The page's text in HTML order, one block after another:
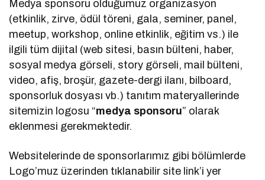
Medya sponsoru olduğumuz organizasyon
(etkinlik, zirve, ödül töreni, gala, seminer, panel,
meetup, workshop, online etkinlik, eğitim vs.) ile
ilgili tüm dijital (web sitesi, basın bülteni, haber,
sosyal medya görseli, story görseli, mail bülteni,
video, afiş, broşür, gazete-dergi ilanı, bilboard,
sponsorluk dosyası vb.) tanıtım materyallerinde
sitemizin logosu “medya sponsoru” olarak
eklenmesi gerekmektedir.
Websitelerinde de sponsorlarımız gibi bölümlerde
Logo’muz üzerinden tıklanabilir site link’i yer